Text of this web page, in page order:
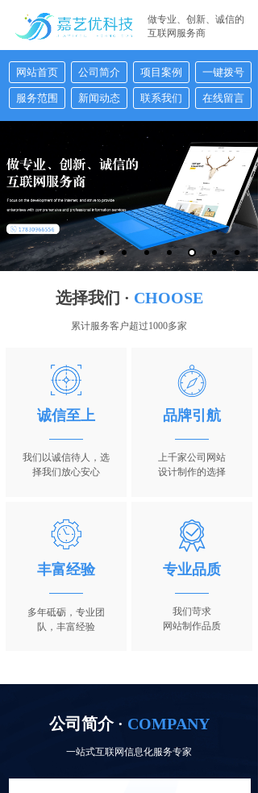
做专业、创新、诚信的
互联网服务商
网站首页 公司简介 项目案例 一键拨号
服务范围 新闻动态 联系我们 在线留言
17830966556
17830966556
选择我们 · CHOOSE
累计服务客户超过1000多家
诚信至上
我们以诚信待人， 选
择我们放心安心
品牌引航
上千家公司网站
设计制作的选择
专业品质
我们苛求
网站制作品质
丰富经验
多年砥砺，专业团
队 ，丰富经验
一站式互联网信息化服务专家
公司简介 · COMPANY